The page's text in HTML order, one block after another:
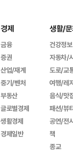
경제
금융
증권
산업/재계
중기/벤처
부동산
글로벌경제
생활경제
경제일반
생활/
건강정보
자동차/
도로/교
여행/레
음식/맛
패션/뷰
공연/전
책
종교